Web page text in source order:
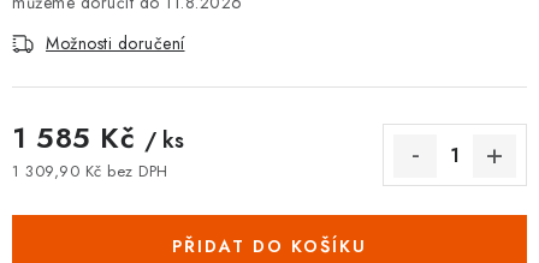
🚚 STAV OBJEDNÁVKY
VRÁCENÍ ZBOŽÍ A REKLAMACE
Možnosti doručení
1 585 Kč / ks
1 309,90 Kč bez DPH
PŘIDAT DO KOŠÍKU